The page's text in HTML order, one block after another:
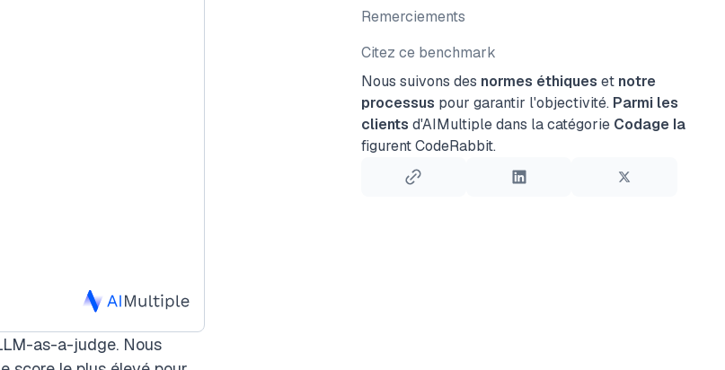
as-a-judge. Nous
Remerciements
Citez ce benchmark
Nous suivons des normes éthiques et notre
processus pour garantir l'objectivité. Parmi les
clients d'AIMultiple dans la catégorie Codage Ia
figurent CodeRabbit.